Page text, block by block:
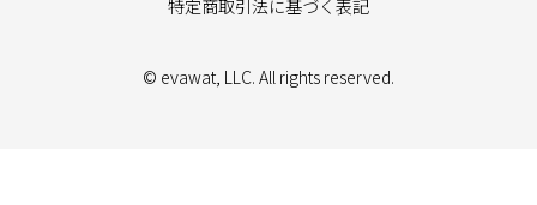
特定商取引法に基づく表記
© evawat, LLC. All rights reserved.